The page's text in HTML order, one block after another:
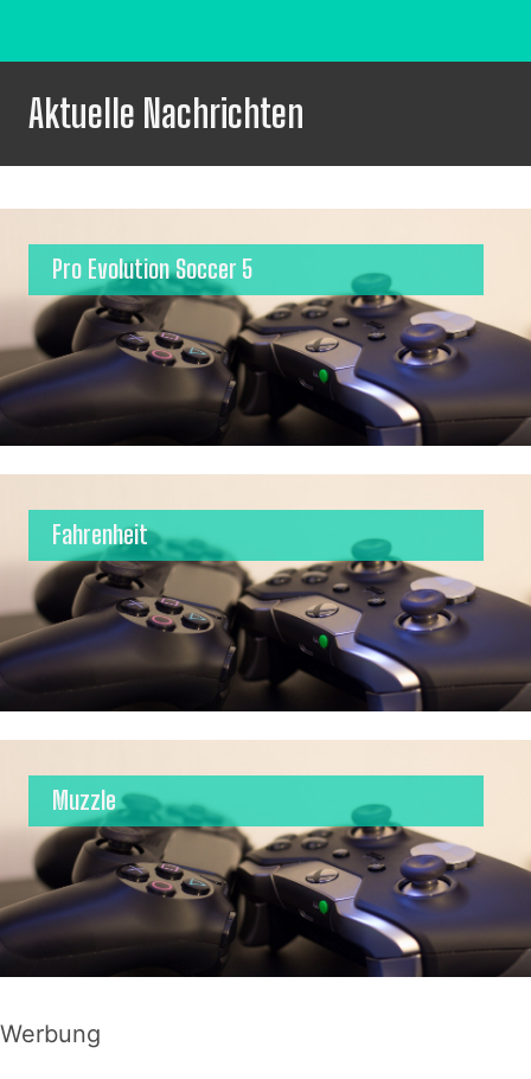
Aktuelle Nachrichten
Pro Evolution Soccer 5
Fahrenheit
Muzzle
Werbung